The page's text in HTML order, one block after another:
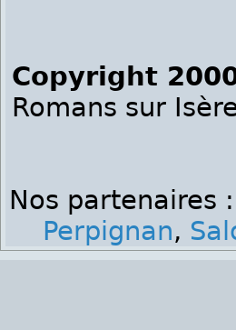
Copyright
Romans sur
Nos partenaires :
Perpignan,